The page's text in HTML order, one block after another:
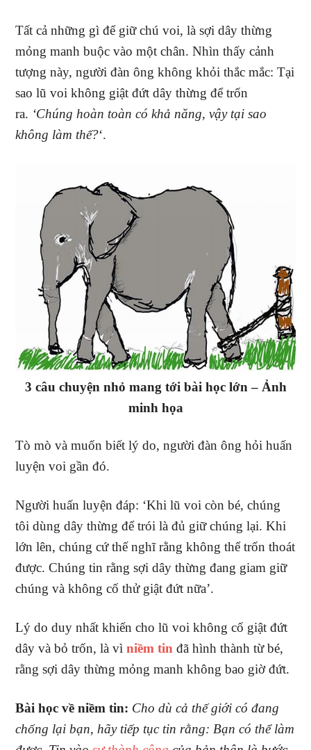
Tất cả những gì để giữ chú voi, là sợi dây thừng
mỏng manh buộc vào một chân. Nhìn thấy cảnh
tượng này, người đàn ông không khỏi thắc mắc: Tại
sao lũ voi không giật đứt dây thừng để trốn
ra. ‘Chúng hoàn toàn có khả năng, vậy tại sao
không làm thế?‘.
3 câu chuyện nhỏ mang tới bài học lớn – Ảnh
minh họa
Tò mò và muốn biết lý do, người đàn ông hỏi huấn
luyện voi gần đó.
Người huấn luyện đáp: ‘Khi lũ voi còn bé, chúng
tôi dùng dây thừng để trói là đủ giữ chúng lại. Khi
lớn lên, chúng cứ thế nghĩ rằng không thể trốn thoát
được. Chúng tin rằng sợi dây thừng đang giam giữ
chúng và không cố thử giật đứt nữa’.
Lý do duy nhất khiến cho lũ voi không cố giật đứt
dây và bỏ trốn, là vìniềm tin đã hình thành từ bé,
rằng sợi dây thừng mỏng manh không bao giờ đứt.
Bài học về niềm tin: Cho dù cả thế giới có đang
chống lại bạn, hãy tiếp tục tin rằng: Bạn có thể làm